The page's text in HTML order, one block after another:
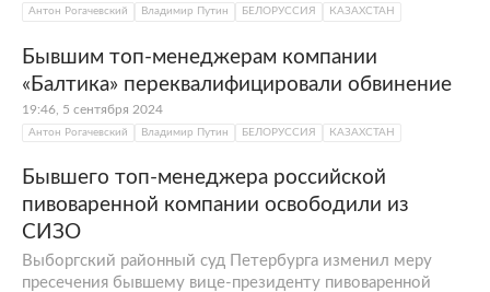
Антон Рогачевский Владимир Путин БЕЛОРУССИЯ КАЗАХСТАН
Бывшим топ-менеджерам компании
«Балтика» переквалифицировали обвинение
19:46, 5 сентября 2024
Антон Рогачевский Владимир Путин БЕЛОРУССИЯ КАЗАХСТАН
Бывшего топ-менеджера российской
пивоваренной компании освободили из
СИЗО
Выборгский районный суд Петербурга изменил меру
пресечения бывшему вице-президенту пивоваренной